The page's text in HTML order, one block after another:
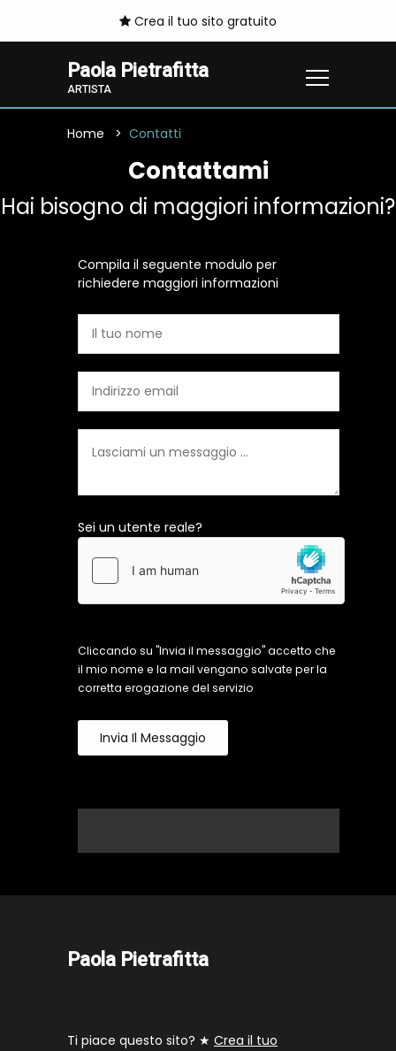
Crea il tuo sito gratuito
Paola Pietrafitta
ARTISTA
Home Contatti
Contattami
Hai bisogno di maggiori informazioni?
Compila il seguente modulo per
richiedere maggiori informazioni
Sei un utente reale?
Cliccando su "Invia il messaggio" accetto che
il mio nome e la mail vengano salvate per la
corretta erogazione del servizio
Invia Il Messaggio
Paola Pietrafitta
Ti piace questo sito? ★ Crea il tuo